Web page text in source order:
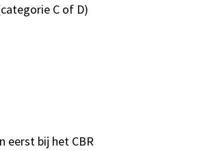
C of D)
eerst bij het CBR